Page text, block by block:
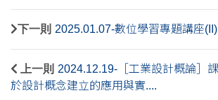
下一則 2025.01.07-數位學習專題講座(II)
上一則 2024.12.19-［工業設計概論］
於設計概念建立的應用與實....